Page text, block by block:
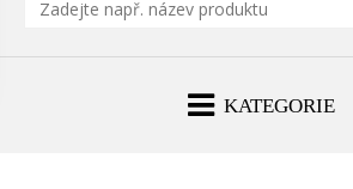
KATEGORIE